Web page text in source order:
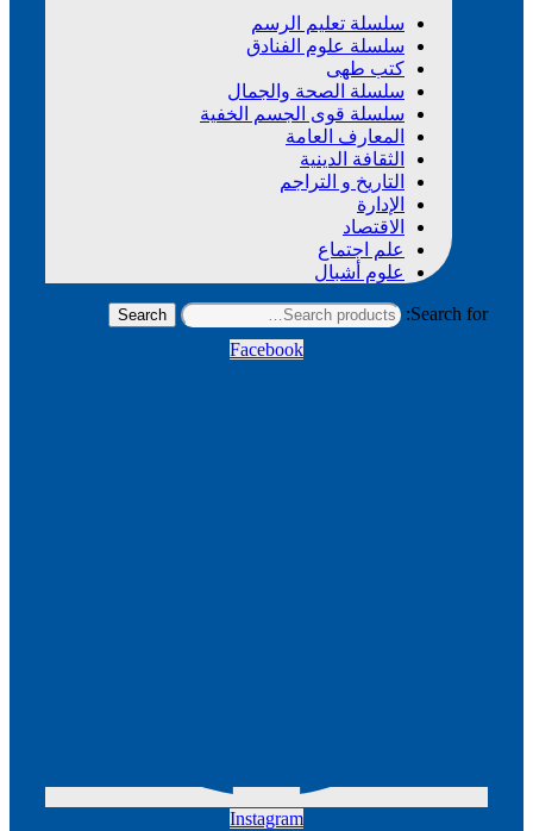
سلسلة تعليم الرسم
سلسلة علوم الفنادق
كتب طهى
سلسلة الصحة والجمال
سلسلة قوى الجسم الخفية
المعارف العامة
الثقافة الدينية
التاريخ و التراجم
الإدارة
الاقتصاد
علم اجتماع
علوم أشبال
Search for:
Search
Facebook
Instagram